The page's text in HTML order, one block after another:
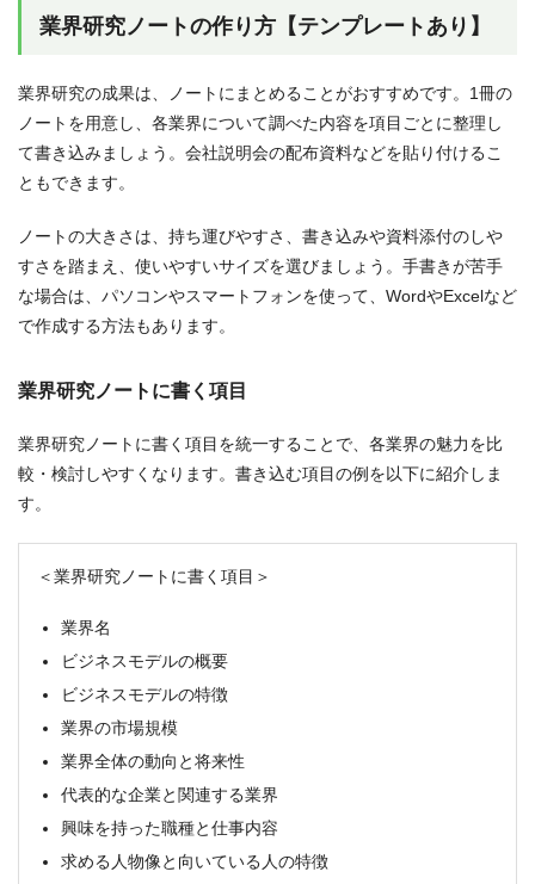
業界研究ノートの作り方【テンプレートあり】
業界研究の成果は、ノートにまとめることがおすすめです。1冊の
ノートを用意し、各業界について調べた内容を項目ごとに整理し
て書き込みましょう。会社説明会の配布資料などを貼り付けるこ
ともできます。
ノートの大きさは、持ち運びやすさ、書き込みや資料添付のしや
すさを踏まえ、使いやすいサイズを選びましょう。手書きが苦手
な場合は、パソコンやスマートフォンを使って、WordやExcelなど
で作成する方法もあります。
業界研究ノートに書く項目
業界研究ノートに書く項目を統一することで、各業界の魅力を比
較・検討しやすくなります。書き込む項目の例を以下に紹介しま
す。
＜業界研究ノートに書く項目＞
業界名
ビジネスモデルの概要
ビジネスモデルの特徴
業界の市場規模
業界全体の動向と将来性
代表的な企業と関連する業界
興味を持った職種と仕事内容
求める人物像と向いている人の特徴